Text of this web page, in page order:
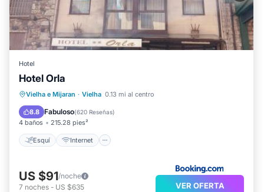
Hotel
Hotel Orla
Vielha e Mijaran · Vielha 0.13 mi al centro
8.8 Fabuloso(620 Reseñas)
4 baños 215.28 pies²
Esquí Internet
Esquí Internet
Accesibilidad
TV
US $91/noche
7 noches - US $635 VER OFERTA